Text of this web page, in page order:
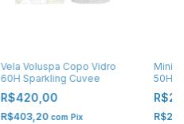
Vela Voluspa Copo Vidro
60H Sparkling Cuvee
R$420,00
R$403,20 com Pix
Mini
50H